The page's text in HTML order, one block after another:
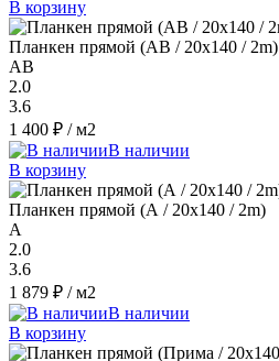
В корзину
Планкен прямой (AB / 20х140 / 2m)
AB
2.0
3.6
1 400 ₽ / м2
В наличии
В корзину
Планкен прямой (А / 20х140 / 2m)
A
2.0
3.6
1 879 ₽ / м2
В наличии
В корзину